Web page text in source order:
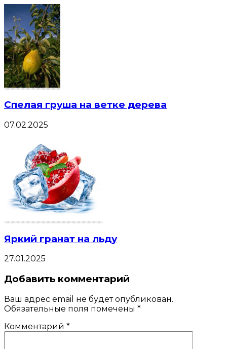
Спелая груша на ветке дерева
07.02.2025
Яркий гранат на льду
27.01.2025
Добавить комментарий
Ваш адрес email не будет опубликован.
Обязательные поля помечены *
Комментарий *